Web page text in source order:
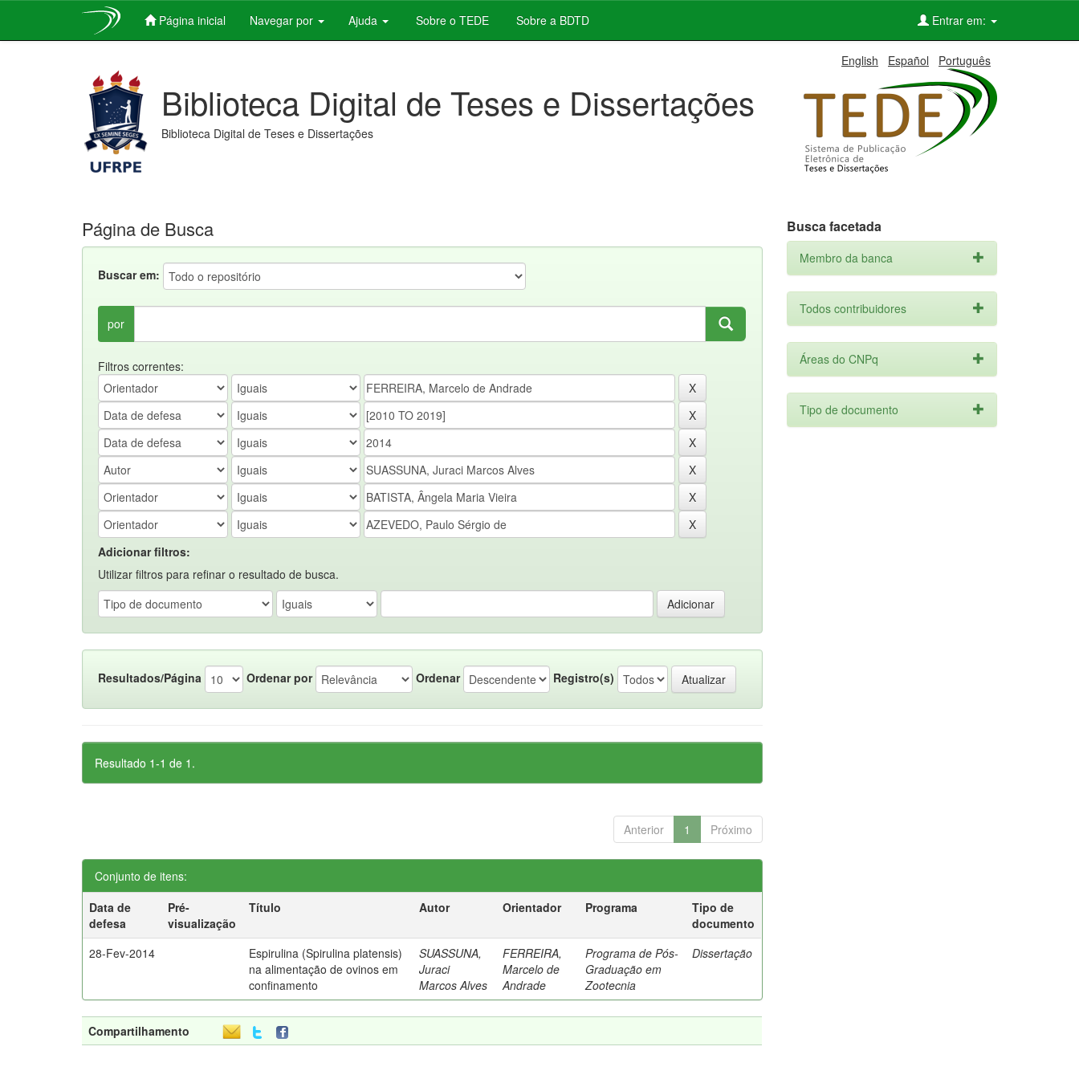
Página inicial Navegar por Ajuda Sobre o TEDE Sobre a BDTD Entrar em:
English Español Português
Biblioteca Digital de Teses e Dissertações
Biblioteca Digital de Teses e Dissertações
Página de Busca
Buscar em:
por
Filtros correntes:
Adicionar filtros:
Utilizar filtros para refinar o resultado de busca.
Resultados/Página Ordenar por Ordenar Registro(s)
Resultado 1-1 de 1.
Anterior 1 Próximo
Conjunto de itens:
Data de
defesa
Pré-
visualização
Título Autor Orientador Programa
Tipo de
documento
28-Fev-2014
Espirulina (Spirulina platensis)
na alimentação de ovinos em
confinamento
SUASSUNA,
Juraci
Marcos Alves
FERREIRA,
Marcelo de
Andrade
Programa de Pós-
Graduação em
Zootecnia
Dissertação
Compartilhamento
Busca facetada
Membro da banca
Todos contribuidores
Áreas do CNPq
Tipo de documento